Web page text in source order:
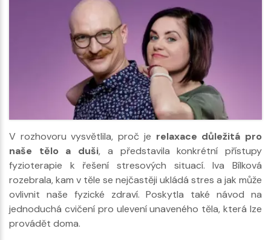
V rozhovoru vysvětlila, proč je relaxace důležitá pro
naše tělo a duši, a představila konkrétní přístupy
fyzioterapie k řešení stresových situací. Iva Bílková
rozebrala, kam v těle se nejčastěji ukládá stres a jak může
ovlivnit naše fyzické zdraví. Poskytla také návod na
jednoduchá cvičení pro ulevení unaveného těla, která lze
provádět doma.